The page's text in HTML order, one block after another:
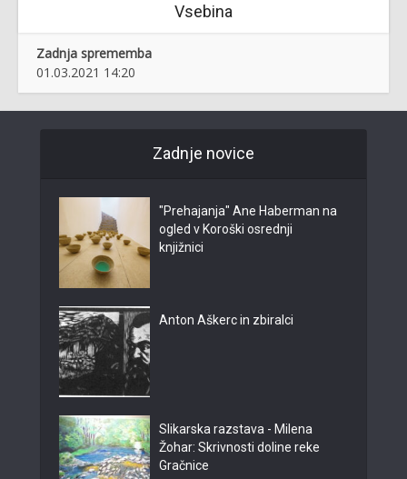
Vsebina
Zadnja sprememba
01.03.2021 14:20
Zadnje novice
"Prehajanja" Ane Haberman na
ogled v Koroški osrednji
knjižnici
Anton Aškerc in zbiralci
Slikarska razstava - Milena
Žohar: Skrivnosti doline reke
Gračnice